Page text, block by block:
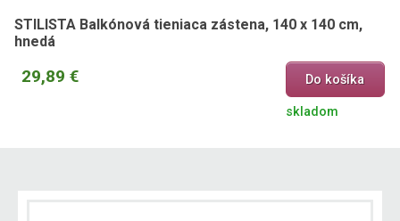
STILISTA Balkónová tieniaca zástena, 140 x 140 cm,
hnedá
29,89 € Do košíka
skladom